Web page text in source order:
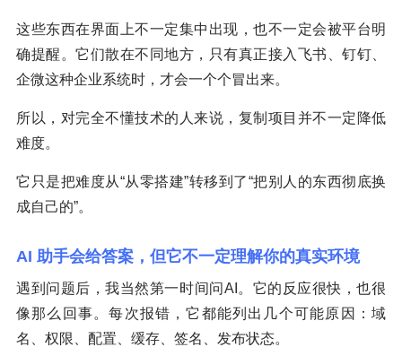
这些东西在界面上不一定集中出现，也不一定会被平台明
确提醒。它们散在不同地方，只有真正接入飞书、钉钉、
企微这种企业系统时，才会一个个冒出来。
所以，对完全不懂技术的人来说，复制项目并不一定降低
难度。
它只是把难度从“从零搭建”转移到了“把别人的东西彻底换
成自己的”。
AI 助手会给答案，但它不一定理解你的真实环境
遇到问题后，我当然第一时间问AI。它的反应很快，也很
像那么回事。每次报错，它都能列出几个可能原因：域
名、权限、配置、缓存、签名、发布状态。